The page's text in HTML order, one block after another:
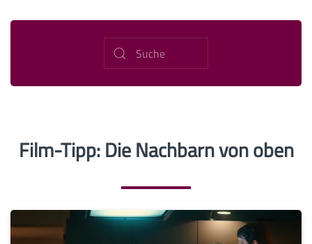
Film-Tipp: Die Nachbarn von oben